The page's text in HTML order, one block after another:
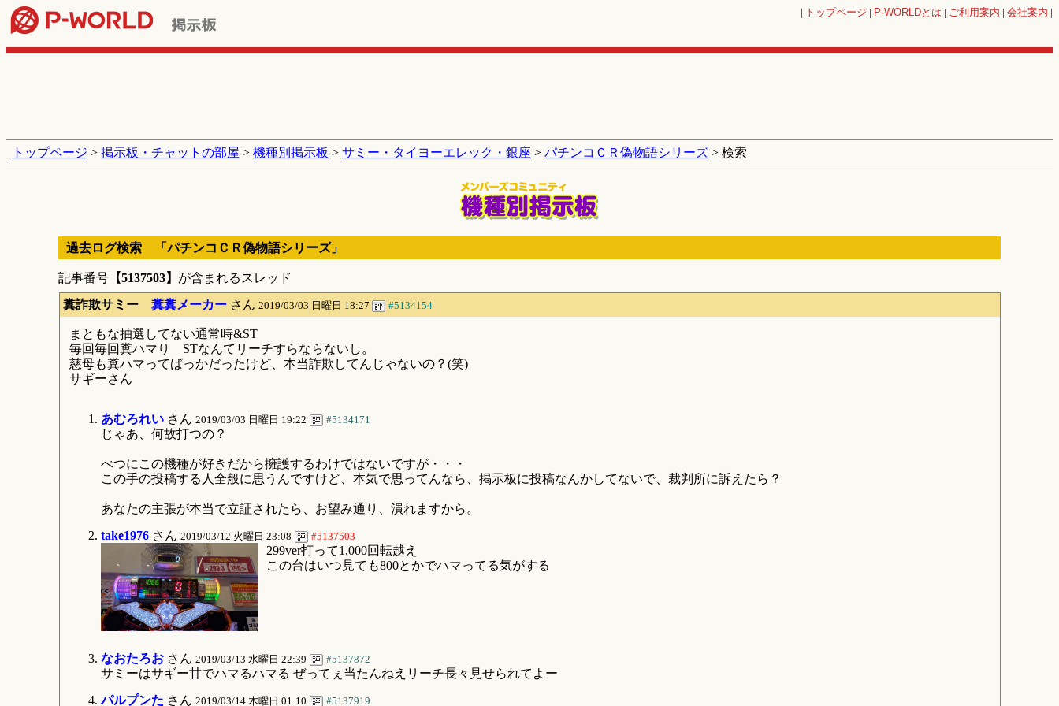
| トップページ | P-WORLDとは | ご利用案内 | 会社案内 |
トップページ > 掲示板・チャットの部屋 > 機種別掲示板 > サミー・タイヨーエレック・銀座 > パチンコＣＲ偽物語シリーズ > 検索
過去ログ検索 「パチンコＣＲ偽物語シリーズ」
記事番号 【5137503】 が含まれるスレッド
糞詐欺サミー 糞糞メーカーさん 2019/03/03 日曜日 18:27 #5134154
まともな抽選してない通常時&ST
毎回毎回糞ハマり STなんてリーチすらならないし。
慈母も糞ハマってばっかだったけど、本当詐欺してんじゃないの？(笑)
サギーさん
あむろれいさん 2019/03/03 日曜日 19:22 #5134171
じゃあ、何故打つの？
べつにこの機種が好きだから擁護するわけではないですが・・・
この手の投稿する人全般に思うんですけど、本気で思ってんなら、掲示板に投稿なんかしてないで、裁判所に訴えたら？
あなたの主張が本当で立証されたら、お望み通り、潰れますから。
take1976さん 2019/03/12 火曜日 23:08 #5137503
299ver打って1,000回転越え
この台はいつ見ても800とかでハマってる気がする
なおたろおさん 2019/03/13 水曜日 22:39 #5137872
サミーはサギー甘でハマるハマる ぜってぇ当たんねえリーチ長々見せられてよー
パルプンた さん 2019/03/14 木曜日 01:10 #5137919